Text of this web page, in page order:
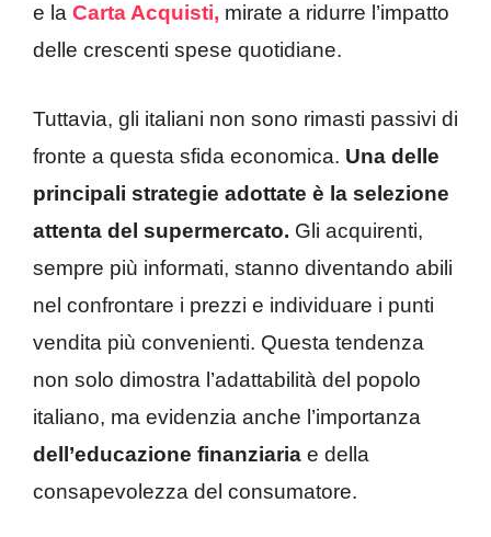
e la Carta Acquisti, mirate a ridurre l’impatto
delle crescenti spese quotidiane.
Tuttavia, gli italiani non sono rimasti passivi di
fronte a questa sfida economica. Una delle
principali strategie adottate è la selezione
attenta del supermercato. Gli acquirenti,
sempre più informati, stanno diventando abili
nel confrontare i prezzi e individuare i punti
vendita più convenienti. Questa tendenza
non solo dimostra l’adattabilità del popolo
italiano, ma evidenzia anche l’importanza
dell’educazione finanziaria e della
consapevolezza del consumatore.